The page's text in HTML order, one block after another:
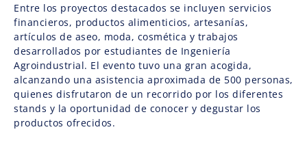
Entre los proyectos destacados se incluyen servicios
financieros, productos alimenticios, artesanías,
artículos de aseo, moda, cosmética y trabajos
desarrollados por estudiantes de Ingeniería
Agroindustrial. El evento tuvo una gran acogida,
alcanzando una asistencia aproximada de 500 personas,
quienes disfrutaron de un recorrido por los diferentes
stands y la oportunidad de conocer y degustar los
productos ofrecidos.